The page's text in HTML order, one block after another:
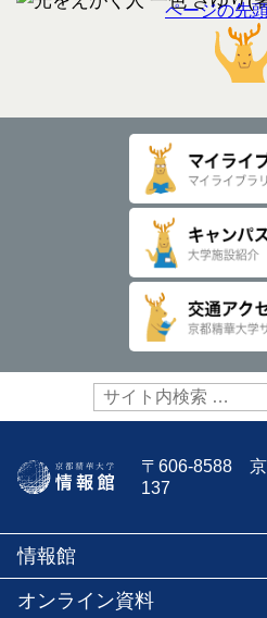
ページの先
サ
イ
ト
検
索:
〒606-8588 京
137
情報館
オンライン資料